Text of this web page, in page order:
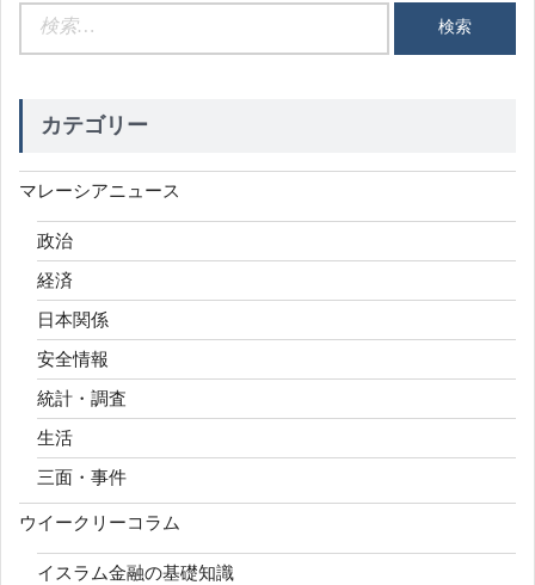
カテゴリー
マレーシアニュース
政治
経済
日本関係
安全情報
統計・調査
生活
三面・事件
ウイークリーコラム
イスラム金融の基礎知識